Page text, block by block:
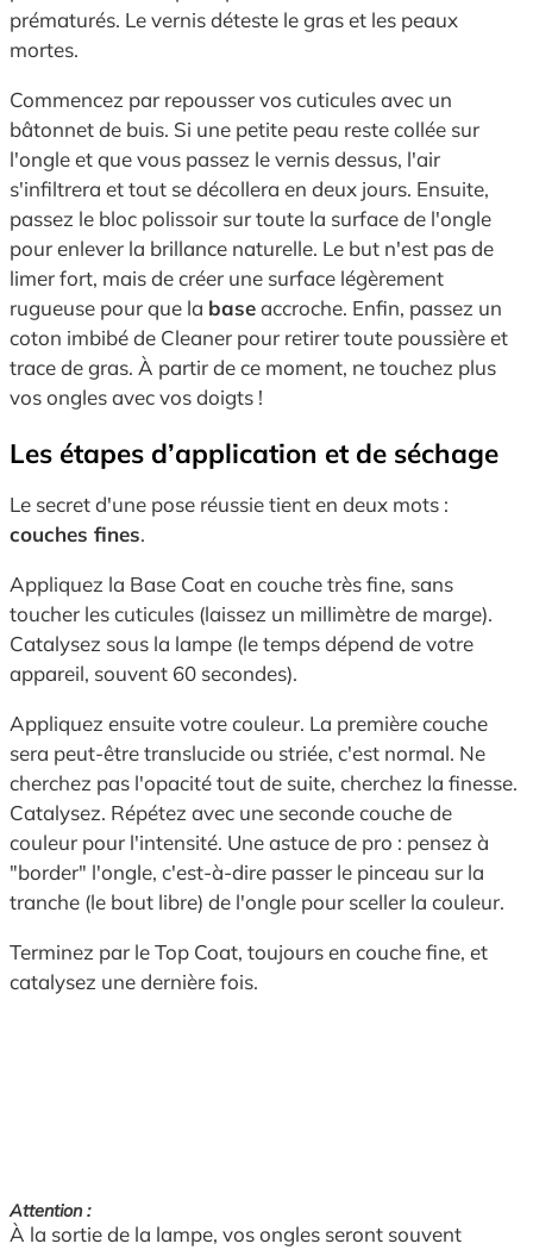
prématurés. Le vernis déteste le gras et les peaux
mortes.
Commencez par repousser vos cuticules avec un
bâtonnet de buis. Si une petite peau reste collée sur
l'ongle et que vous passez le vernis dessus, l'air
s'infiltrera et tout se décollera en deux jours. Ensuite,
passez le bloc polissoir sur toute la surface de l'ongle
pour enlever la brillance naturelle. Le but n'est pas de
limer fort, mais de créer une surface légèrement
rugueuse pour que la baseaccroche. Enfin, passez un
coton imbibé de Cleaner pour retirer toute poussière et
trace de gras. À partir de ce moment, ne touchez plus
vos ongles avec vos doigts !
Les étapes d’application et de séchage
Le secret d'une pose réussie tient en deux mots :
couches fines.
Appliquez la Base Coat en couche très fine, sans
toucher les cuticules (laissez un millimètre de marge).
Catalysez sous la lampe (le temps dépend de votre
appareil, souvent 60 secondes).
Appliquez ensuite votre couleur. La première couche
sera peut-être translucide ou striée, c'est normal. Ne
cherchez pas l'opacité tout de suite, cherchez la finesse.
Catalysez. Répétez avec une seconde couche de
couleur pour l'intensité. Une astuce de pro : pensez à
"border" l'ongle, c'est-à-dire passer le pinceau sur la
tranche (le bout libre) de l'ongle pour sceller la couleur.
Terminez par le Top Coat, toujours en couche fine, et
catalysez une dernière fois.
Attention :
À la sortie de la lampe, vos ongles seront souvent